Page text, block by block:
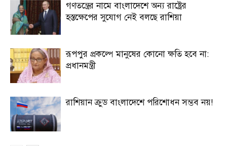
গণতন্ত্রের নামে বাংলাদেশে অন্য রাষ্ট্রের
হস্তক্ষেপের সুযোগ নেই বলছে রাশিয়া
রূপপুর প্রকল্পে মানুষের কোনো ক্ষতি হবে না:
প্রধানমন্ত্রী
রাশিয়ান ক্রুড বাংলাদেশে পরিশোধন সম্ভব নয়!